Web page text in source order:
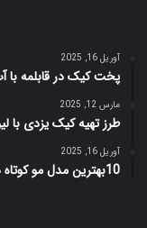
آوریل 16, 2025
پخت کیک در قابلمه
مارس 12, 2025
طرز تهیه کیک یزدی با
آوریل 16, 2025
10بهترین مدل مو کوتاه دخترانه تا گردن کره ای+ عکس